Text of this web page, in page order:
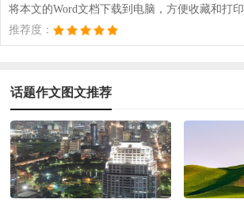
将本文的Word文档下载到电脑，方便收藏和打印
推荐度：
话题作文图文推荐